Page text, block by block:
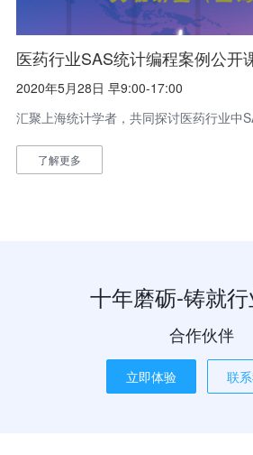
医药行业SAS统计编程案例公开
2020年5月28日 早9:00-17:00
汇聚上海统计学者，共同探讨医药行业中
了解更多
十年磨砺-铸就
合作伙伴
立即体验 联